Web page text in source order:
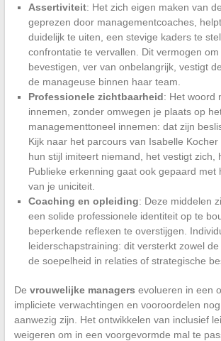
Assertiviteit: Het zich eigen maken van
geprezen door managementcoaches,
duidelijk te uiten, een stevige kaders te
confrontatie te vervallen. Dit vermogen om
bevestigen, ver van onbelangrijk, vestigt de
de manageuse binnen haar team.
Professionele zichtbaarheid: Het woord
innemen, zonder omwegen je plaats op
managementtoneel innemen: dat zijn
Kijk naar het parcours van Isabelle Kocher
hun stijl imiteert niemand, het vestigt zich,
Publieke erkenning gaat ook gepaard met
van je uniciteit.
Coaching en opleiding: Deze middelen
een solide professionele identiteit op te
beperkende reflexen te overstijgen.
leiderschapstraining: dit versterkt zowel de
de soepelheid in relaties of strategische
De vrouwelijke managers evolueren in een
impliciete verwachtingen en vooroordelen
aanwezig zijn. Het ontwikkelen van inclusief
weigeren om in een voorgevormde mal te